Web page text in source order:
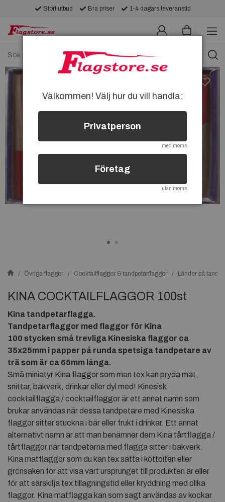
Stort utbud Bra priser 1-4 dagars leveranstid
Övriga flaggor Cocktailflaggor & tandpetarflaggor Länder på
KINA COCKTAILFLAGGOR 100st
Kina tandpetarflagga.
Tandpetarflaggor med flaggor för Kina
100 stycken små trevliga Kinesiska flaggor ca
35x25mm i papper på runda spetsiga tandpetare av
trä som är ca 65mm långa.
Små miniatyr Kina flaggor som man tex kan pryda mat,
snittar, bakverk, drinkar eller dyl med! Kinesisk
cocktailflagga / cocktailflaggor är ett annat namn som
brukar användas när dessa tandpetare med Kinesiska
flaggor sitter stuckna i bär eller frukt i drinkar. Ett annat
alternativt namn är att man benämner dem Kina tårtflagga /
tårtflaggor när tandpetarna med flagga sitter i bakverk.
Kina matflaggor som du kan tex sätta i köttbiten eller
grönsaken för att visa vart ursprunget till produkten är eller
för att särskilja tex tillagningstid eller kryddning med olika
flaggor. Kina matflagga kan som sagt användas av kockar
Välkommen! Välj hur du vill handla:
Privatperson
med moms
Företag
utan moms